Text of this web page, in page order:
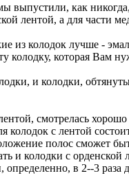
выпустили, как
лентой, а для части
из колодок лучше -
колодку, которая Вам
и колодки,
смотрелась
колодок с лентой
полос сможет
и колодки с
определенно, в 2--3